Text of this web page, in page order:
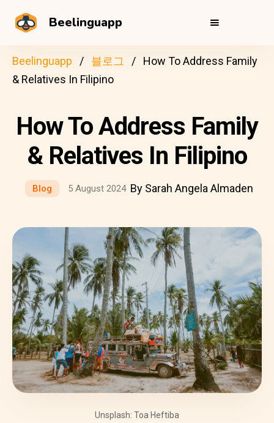
Beelinguapp
Beelinguapp 블로그
How To Address Family
& Relatives In Filipino
How To Address Family
& Relatives In Filipino
Blog 5 August 2024 By Sarah Angela Almaden
Unsplash: Toa Heftiba